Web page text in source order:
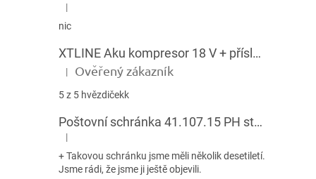
Hodnocení produktu je 5 z 5 hvězdiček.
|
nic
XTLINE Aku kompresor 18 V + příslušenství
Hodnocení produktu je 5 z 5 hvězdiček.
| Ověřený zákazník
5 z 5 hvězdičekk
Poštovní schránka 41.107.15 PH stojatá HNĚDÁ
Hodnocení produktu je 5 z 5 hvězdiček.
|
+ Takovou schránku jsme měli několik desetiletí.
Jsme rádi, že jsme ji ještě objevili.